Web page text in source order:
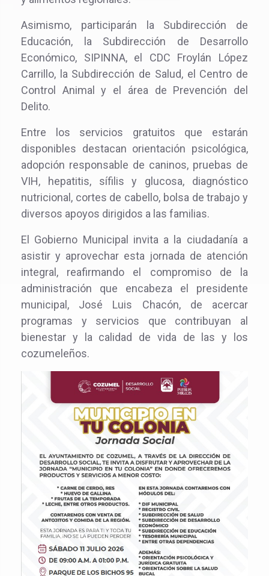
Asimismo, participarán la Subdirección de
Educación, la Subdirección de Desarrollo
Económico, SIPINNA, el CDC Froylán López
Carrillo, la Subdirección de Salud, el Centro de
Control Animal y el área de Prevención del
Delito.
Entre los servicios gratuitos que estarán
disponibles destacan orientación psicológica,
adopción responsable de caninos, pruebas de
VIH, hepatitis, sífilis y glucosa, diagnóstico
nutricional, cortes de cabello, bolsa de trabajo y
diversos apoyos dirigidos a las familias.
El Gobierno Municipal invita a la ciudadanía a
asistir y aprovechar esta jornada de atención
integral, reafirmando el compromiso de la
administración que encabeza el presidente
municipal, José Luis Chacón, de acercar
programas y servicios que contribuyan al
bienestar y la calidad de vida de las y los
cozumeleños.